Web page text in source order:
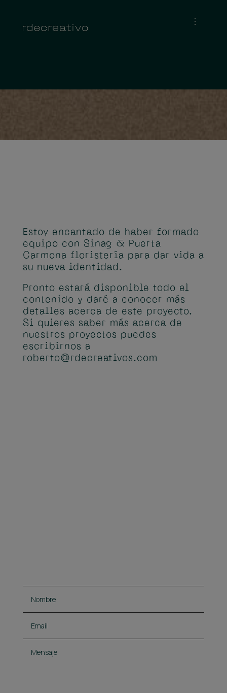
Estoy encantado de haber formado
equipo con Sinag & Puerta
Carmona floristería para dar vida a
su nueva identidad.
Pronto estará disponible todo el
contenido y daré a conocer más
detalles acerca de este proyecto.
Si quieres saber más acerca de
nuestros proyectos puedes
escribirnos a
roberto@rdecreativos.com